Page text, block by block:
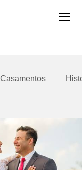
Casamentos